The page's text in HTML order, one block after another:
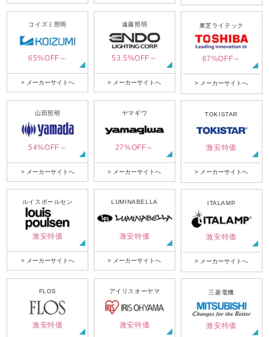
コイズミ照明
65%OFF～
> メーカーサイトへ
遠藤照明
53.5%OFF～
> メーカーサイトへ
東芝ライテック
67%OFF～
> メーカーサイトへ
山田照明
54%OFF～
> メーカーサイトへ
ヤマギワ
27%OFF～
> メーカーサイトへ
TOKISTAR
激安特価
> メーカーサイトへ
ルイスポールセン
激安特価
> メーカーサイトへ
LUMINABELLA
激安特価
> メーカーサイトへ
ITALAMP
激安特価
> メーカーサイトへ
FLOS
激安特価
アイリスオーヤマ
激安特価
三菱電機
激安特価